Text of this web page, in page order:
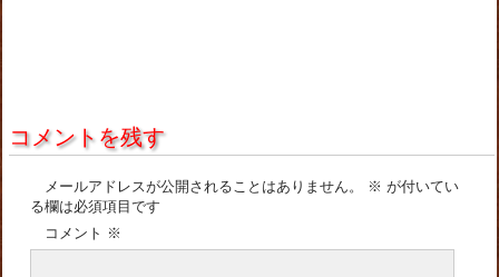
コメントを残す
メールアドレスが公開されることはありません。 ※ が付いてい
る欄は必須項目です
コメント ※